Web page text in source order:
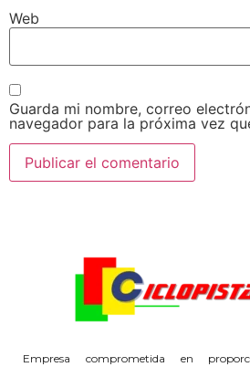
Web
Guarda mi nombre, correo
navegador para la próxima vez
Empresa comprometida en